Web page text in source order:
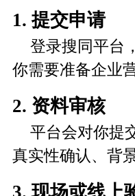
1. 提交申请
登录搜同平台
你需要准备企业
2. 资料审核
平台会对你提
真实性确认、背
3. 现场或线上